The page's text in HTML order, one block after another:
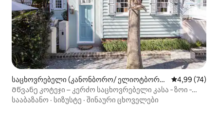
საცხოვრებელი (კანონბორო/ ელიოტბორ
ო)
საშუალო
4,99 (74)
Მწვანე კოტეჯი – კერძო საცხოვრებელი კასა ‑ ზოი ‑
ცენტრში
სააბაზანო · სიზუსტე · შინაური ცხოველები